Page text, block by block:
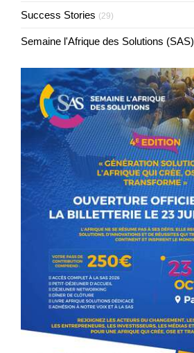
Success Stories (29)
Semaine l'Afrique des Solutions (SAS)